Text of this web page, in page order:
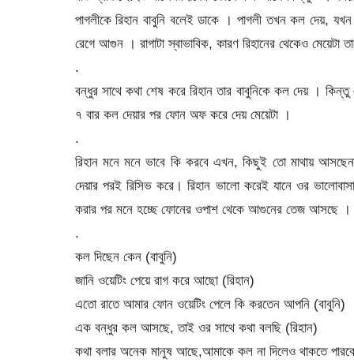
পাগলীকে রিহান বাবুনি বলেই ডাকে । পাগলী তখন কল দেয়,
রেগে আগুন । রাগাটা স্বাভাবিক, কারণ রিহানের থেকেও মেয়েটা
.
বন্ধুর সাথে কথা শেষ করে রিহান তার বাবুনিকে কল দেয় ।
৭ বার কল দেয়ার পর ফোন অফ করে দেয় মেয়েটা ।
.
রিহান মনে মনে ভাবে কি করবে এখন, কিছুই তো মাথায়
দেয়ার পরই রিসিভ করে। রিহান ভালো করেই যানে ওর
করার পর মনে হচ্ছে ফোনের ওপাশ থেকে আগুনের তেজ আসছে ।
.
কল দিছেন কেন (বাবুনি)
জানি ওয়েটিং পেয়ে রাগ করে আছো (রিহান)
এতো রাতে আমার ফোন ওয়েটিং পেলে কি করতেন আপনি (বাবুনি)
এক বন্ধুর কল আসছে, তাই ওর সাথে কথা বলছি (রিহান)
কথা বলার অনেক মানুষ আছে,আমাকে কল না দিলেও থাকতে